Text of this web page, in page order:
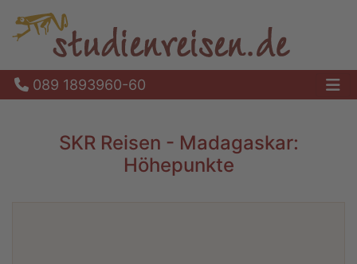
089 1893960-60
SKR Reisen - Madagaskar:
Höhepunkte